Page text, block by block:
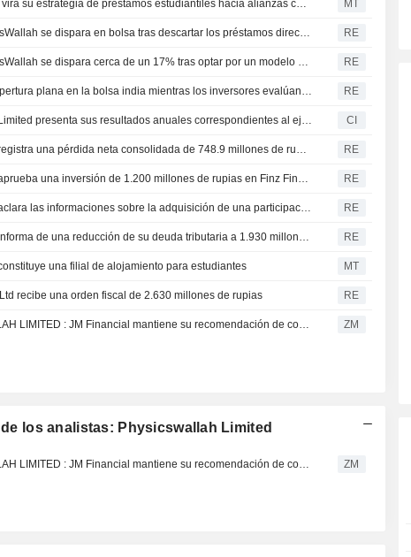
Physics Wallah vira su estrategia de préstamos estudiantiles hacia alianzas con NBFC; las acciones se disparan un 15% MT
La india PhysicsWallah se dispara en bolsa tras descartar los préstamos directos para la financiación de estudiantes RE
La india PhysicsWallah se dispara cerca de un 17% tras optar por un modelo de financiación para estudiantes mediante NBFC RE
Se prevé una apertura plana en la bolsa india mientras los inversores evalúan las perspectivas de paz en Oriente Próximo RE
Physicswallah Limited presenta sus resultados anuales correspondientes al ejercicio cerrado el 31 de marzo de 2026 CI
Physicswallah registra una pérdida neta consolidada de 748.9 millones de rupias en el cuarto trimestre RE
Physicswallah aprueba una inversión de 1.200 millones de rupias en Finz Finance mediante una emisión de derechos RE
Physicswallah aclara las informaciones sobre la adquisición de una participación en la plataforma de oposiciones Rojgar with Ankit RE
Physicswallah informa de una reducción de su deuda tributaria a 1.930 millones de rupias RE
una filial de alojamiento para estudiantes MT
recibe una orden fiscal de 2.630 millones de rupias RE
PHYSICSWALLAH LIMITED : JM Financial mantiene su recomendación de compra ZM
los analistas: Physicswallah Limited
ZM